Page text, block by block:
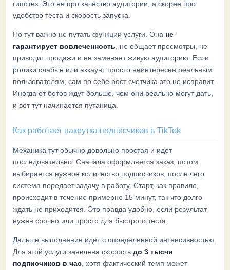
гипотез. Это не про качество аудитории, а скорее про
удобство теста и скорость запуска.
Но тут важно не путать функции услуги. Она не
гарантирует вовлеченность , не общает просмотры, не
приводит продажи и не заменяет живую аудиторию. Если
ролики слабые или аккаунт просто неинтересен реальным
пользователям, сам по себе рост счетчика это не исправит.
Иногда от ботов ждут больше, чем они реально могут дать,
и вот тут начинается путаница.
Как работает накрутка подписчиков в TikTok
Механика тут обычно довольно простая и идет
последовательно. Сначала оформляется заказ, потом
выбирается нужное количество подписчиков, после чего
система передает задачу в работу. Старт, как правило,
происходит в течение примерно 15 минут, так что долго
ждать не приходится. Это правда удобно, если результат
нужен срочно или просто для быстрого теста.
Дальше выполнение идет с определенной интенсивностью.
Для этой услуги заявлена скорость до 3 тысчя
подписчиков в час , хотя фактический темп может